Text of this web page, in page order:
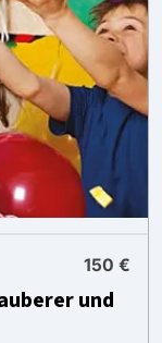
150 €
und